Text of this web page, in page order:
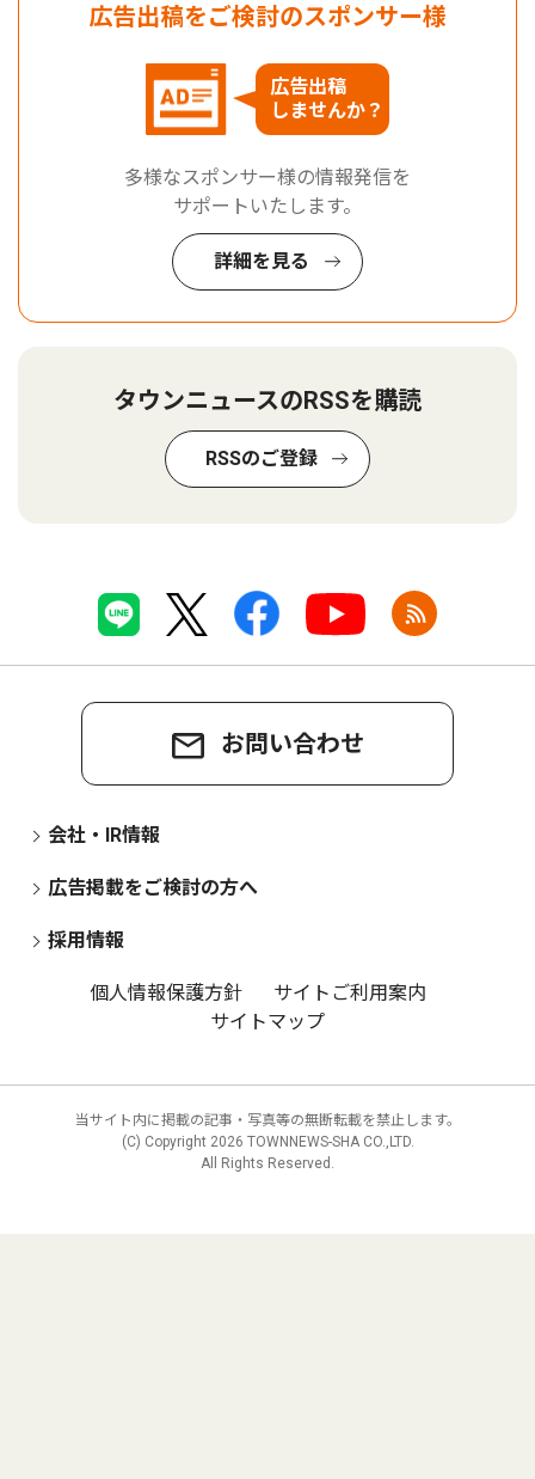
広告出稿をご検討のスポンサー様
広告出稿
しませんか？
多様なスポンサー様の情報発信を
サポートいたします。
詳細を見る
タウンニュースのRSSを購読
RSSのご登録
お問い合わせ
会社・IR情報
広告掲載をご検討の方へ
採用情報
個人情報保護方針
サイトご利用案内
サイトマップ
当サイト内に掲載の記事・写真等の無断転載を禁止します。
(C) Copyright 2026 TOWNNEWS-SHA CO.,LTD.
All Rights Reserved.